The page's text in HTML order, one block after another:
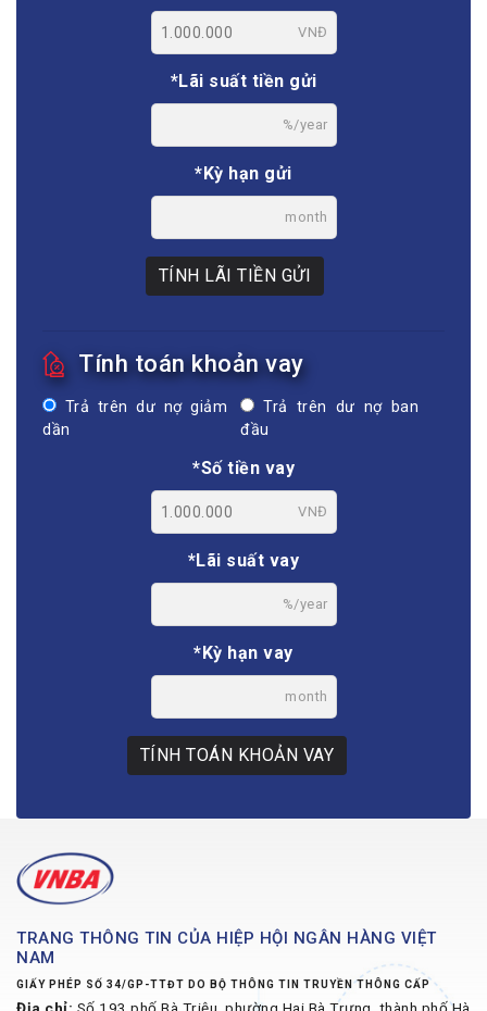
VNĐ
*Lãi suất tiền gửi
%/year
*Kỳ hạn gửi
month
TÍNH LÃI TIỀN GỬI
Tính toán khoản vay
Trả trên dư nợ giảm
dần
Trả trên dư nợ ban
đầu
*Số tiền vay
VNĐ
*Lãi suất vay
%/year
*Kỳ hạn vay
month
TÍNH TOÁN KHOẢN VAY
TRANG THÔNG TIN CỦA HIỆP HỘI NGÂN HÀNG VIỆT
NAM
GIẤY PHÉP SỐ 34/GP-TTĐT DO BỘ THÔNG TIN TRUYỀN THÔNG CẤP